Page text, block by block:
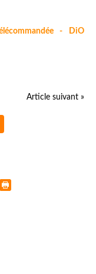
- DiO
Article suivant »